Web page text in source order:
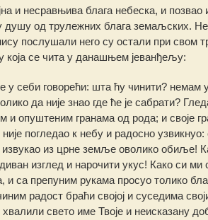
и несравњива блага небеска, и позвао
душу од трулежних блага земаљских.
послушали него су остали при свом
која се чита у данашњем јеванђељу:
у себи говорећи: шта ћу чинити? немам
да није знао где ће је сабрати?
опуштеним гранама од рода; и своје
погледао к небу и радосно
из црне земље оволико обиље!
изглед и нарочити укус! Како си ми
и са препуним рукама просуо толико
радост браћи својој и суседима
свето име Твоје и неисказану